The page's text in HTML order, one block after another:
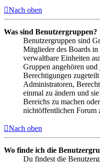
Nach oben
Was sind Benutzergruppen?
Benutzergruppen sind
Mitglieder des Boards
verwaltbare Einheiten
Gruppen angehören
Berechtigungen
Administratoren,
einmal zu ändern und
Bereichs zu machen
nichtöffentlichen Forum
Nach oben
Wo finde ich die
Du findest die